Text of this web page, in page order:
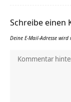
Schreibe einen
Deine E-Mail-Adresse